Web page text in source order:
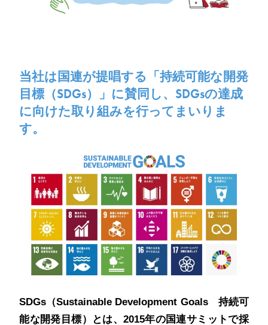
当社は国連が提唱する「持続可能な開発
目標（SDGs）」に賛同し、 SDGsの達成
に向けた取り組みを行ってまいりま
す。
SDGs（Sustainable Development Goals 持続可
能な開発目標）とは、2015年の国連サミットで採